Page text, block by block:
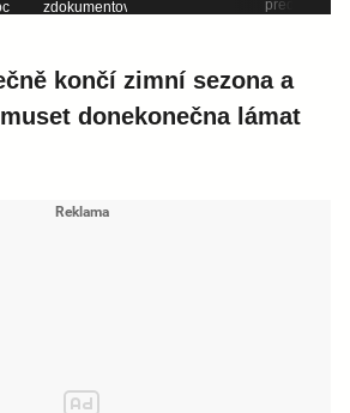
končí zimní sezona a
donekonečna lámat